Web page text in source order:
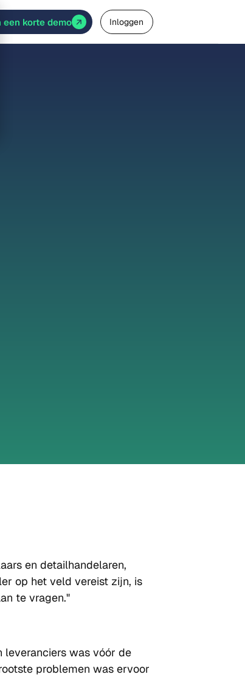
een korte demo Inloggen
en detailhandelaren,
op het veld vereist zijn, is
te vragen."
leveranciers was vóór de
problemen was ervoor